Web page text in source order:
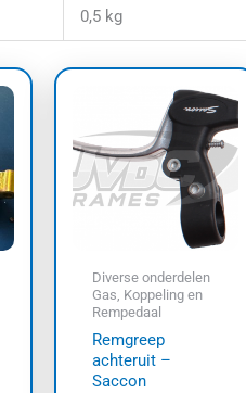
0,5 kg
Diverse onderdelen
Gas, Koppeling en
Rempedaal
Remgreep
achteruit –
Saccon